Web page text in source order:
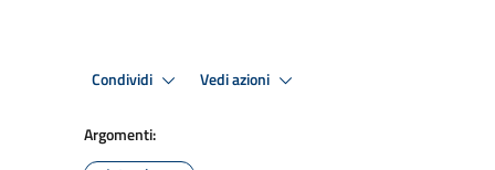
Condividi Vedi azioni
Argomenti: